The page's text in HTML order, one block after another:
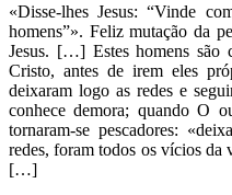
«Disse-lhes Jesus: “Vinde
homens”». Feliz mutação da
Jesus. […] Estes homens são
Cristo, antes de irem eles
deixaram logo as redes e
conhece demora; quando O
tornaram-se pescadores:
redes, foram todos os vícios da
[…]